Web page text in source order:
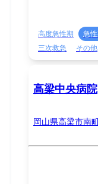
高度急性期 急
三次救急
その他
高梁中央病院
岡山県高梁市南